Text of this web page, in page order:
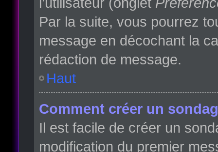
Par la suite, vous pourrez
message en décochant la
rédaction de message.
Haut
Comment créer un
Il est facile de créer un
modification du premier